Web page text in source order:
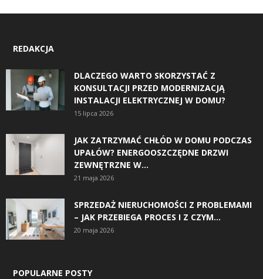
REDAKCJA
DLACZEGO WARTO SKORZYSTAĆ Z
KONSULTACJI PRZED MODERNIZACJĄ
INSTALACJI ELEKTRYCZNEJ W DOMU?
15 lipca 2026
JAK ZATRZYMAĆ CHŁÓD W DOMU PODCZAS
UPAŁÓW? ENERGOOSZCZĘDNE DRZWI
ZEWNĘTRZNE W...
21 maja 2026
SPRZEDAŻ NIERUCHOMOŚCI Z PROBLEMAMI
– JAK PRZEBIEGA PROCES I Z CZYM...
20 maja 2026
POPULARNE POSTY